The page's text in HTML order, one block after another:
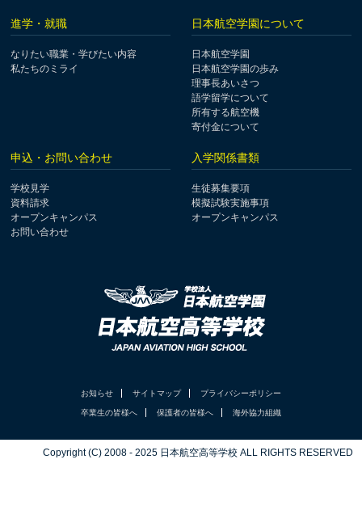
進学・就職
なりたい職業・学びたい内容
私たちのミライ
日本航空学園について
日本航空学園
日本航空学園の歩み
理事長あいさつ
語学留学について
所有する航空機
寄付金について
申込・お問い合わせ
学校見学
資料請求
オープンキャンパス
お問い合わせ
入学関係書類
生徒募集要項
模擬試験実施事項
オープンキャンパス
お知らせ サイトマップ プライバシーポリシー
卒業生の皆様へ 保護者の皆様へ 海外協力組織
Copyright (C) 2008 - 2025 日本航空高等学校 ALL RIGHTS RESERVED